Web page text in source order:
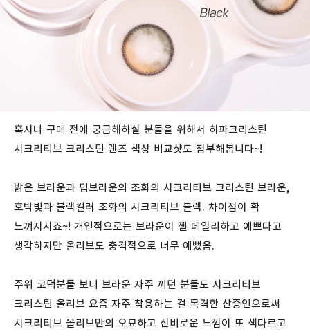
혹시나 구매 전에 궁금해하실 분들을 위해서 하파크리스틴
시크리티브 크리스틴 렌즈 색상 비교샷도 첨부해봅니다~!
밝은 브라운과 딥브라운의 조화의 시크리티브 크리스틴 브라운,
호박빛과 블랙컬러 조화의 시크리티브 블랙. 차이점이 확
느껴지시죠~! 개인적으로는 브라운이 젤 데일리하고 예쁘다고
생각하지만 올리브도 충격적으로 너무 예뻤음.
주위 코덕분들 보니 브라운 자주 끼던 분들도 시크리티브
크리스틴 올리브 요즘 자주 착용하는 걸 목격한 산증인으로써
시크리티브 올리브만의 오묘하고 신비로운 느낌이 또 색다르고